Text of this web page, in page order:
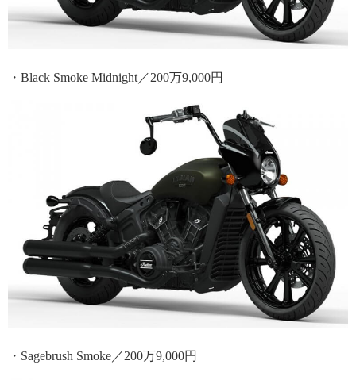
・Black Smoke Midnight／200万9,000円
・Sagebrush Smoke／200万9,000円